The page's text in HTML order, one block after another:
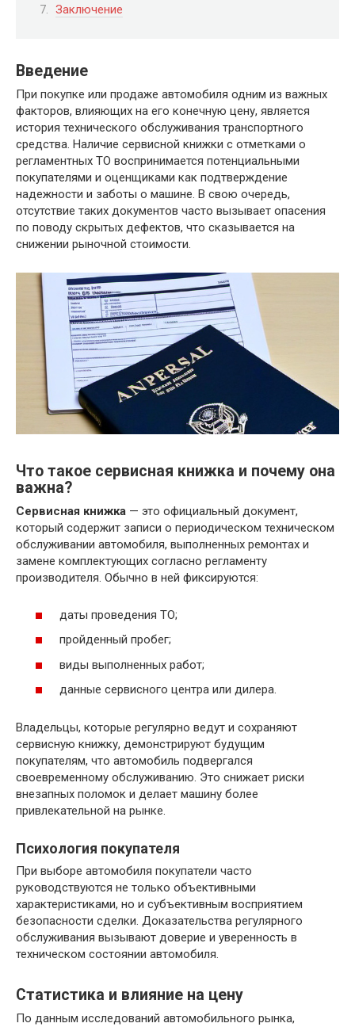
Заключение
Введение
При покупке или продаже автомобиля одним из важных
факторов, влияющих на его конечную цену, является
история технического обслуживания транспортного
средства. Наличие сервисной книжки с отметками о
регламентных ТО воспринимается потенциальными
покупателями и оценщиками как подтверждение
надежности и заботы о машине. В свою очередь,
отсутствие таких документов часто вызывает опасения
по поводу скрытых дефектов, что сказывается на
снижении рыночной стоимости.
Что такое сервисная книжка и почему она
важна?
Сервисная книжка — это официальный документ,
который содержит записи о периодическом техническом
обслуживании автомобиля, выполненных ремонтах и
замене комплектующих согласно регламенту
производителя. Обычно в ней фиксируются:
даты проведения ТО;
пройденный пробег;
виды выполненных работ;
данные сервисного центра или дилера.
Владельцы, которые регулярно ведут и сохраняют
сервисную книжку, демонстрируют будущим
покупателям, что автомобиль подвергался
своевременному обслуживанию. Это снижает риски
внезапных поломок и делает машину более
привлекательной на рынке.
Психология покупателя
При выборе автомобиля покупатели часто
руководствуются не только объективными
характеристиками, но и субъективным восприятием
безопасности сделки. Доказательства регулярного
обслуживания вызывают доверие и уверенность в
техническом состоянии автомобиля.
Статистика и влияние на цену
По данным исследований автомобильного рынка,